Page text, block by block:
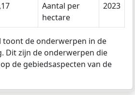
Aantal per
hectare
2023
toont de onderwerpen in de
Dit zijn de onderwerpen die
de gebiedsaspecten van de